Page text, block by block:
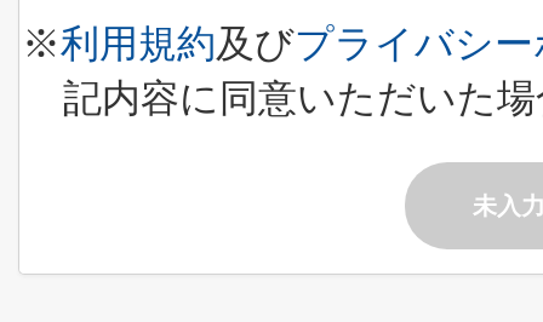
※利用規約及びプライバシ
記内容に同意いただいた
未入